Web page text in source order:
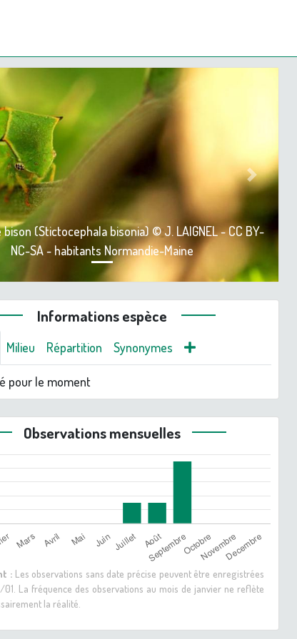
(Stictocephala bisonia) © J. LAIGNEL - CC BY-
NC-SA - habitants Normandie-Maine
Next
Informations espèce
Milieu Répartition Synonymes
pour le moment
Observations mensuelles
:Les observations sans date précise peuvent être enregistrées
01. La fréquence des observations au mois de janvier ne reflète
la réalité.